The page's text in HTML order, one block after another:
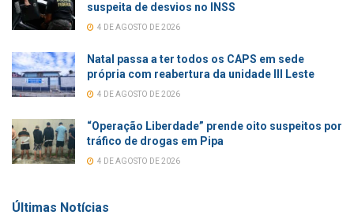
suspeita de desvios no INSS
4 DE AGOSTO DE 2026
Natal passa a ter todos os CAPS em sede
própria com reabertura da unidade III Leste
4 DE AGOSTO DE 2026
“Operação Liberdade” prende oito suspeitos por
tráfico de drogas em Pipa
4 DE AGOSTO DE 2026
Últimas Notícias